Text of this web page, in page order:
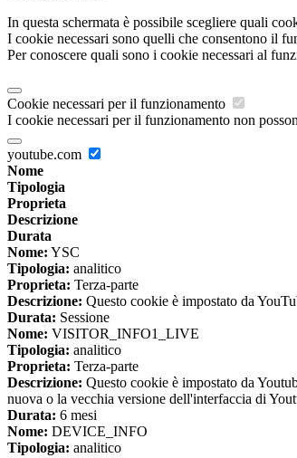
In questa schermata è possibile scegliere quali
I cookie necessari sono quelli che consentono il
Per conoscere quali sono i cookie necessari al
Cookie necessari per il funzionamento
I cookie necessari per il funzionamento non
youtube.com
Nome
Tipologia
Proprieta
Descrizione
Durata
Nome: YSC
Tipologia: analitico
Proprieta: Terza-parte
Descrizione: Questo cookie è impostato da
Durata: Sessione
Nome: VISITOR_INFO1_LIVE
Tipologia: analitico
Proprieta: Terza-parte
Descrizione: Questo cookie è impostato da
nuova o la vecchia versione dell'interfaccia di
Durata: 6 mesi
Nome: DEVICE_INFO
Tipologia: analitico